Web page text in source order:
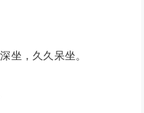
，久久呆坐。